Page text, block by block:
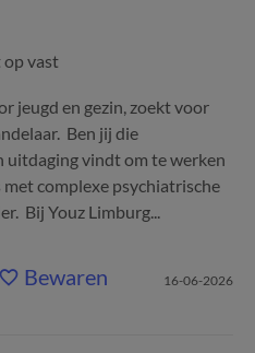
vast
jeugd en gezin, zoekt voor
Ben jij die
uitdaging vindt om te werken
complexe psychiatrische
Bij Youz Limburg...
Bewaren 16-06-2026